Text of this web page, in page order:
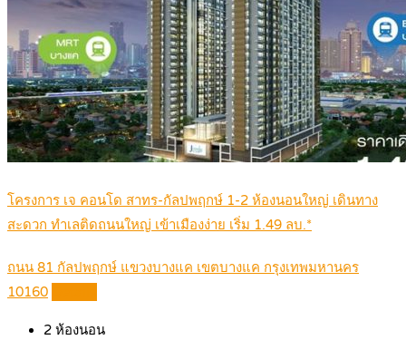
โครงการ เจ คอนโด สาทร-กัลปพฤกษ์ 1-2 ห้องนอนใหญ่ เดินทาง
สะดวก ทำเลติดถนนใหญ่ เข้าเมืองง่าย เริ่ม 1.49 ลบ.*
ถนน 81 กัลปพฤกษ์ แขวงบางแค เขตบางแค กรุงเทพมหานคร
10160
2 ห้องนอน